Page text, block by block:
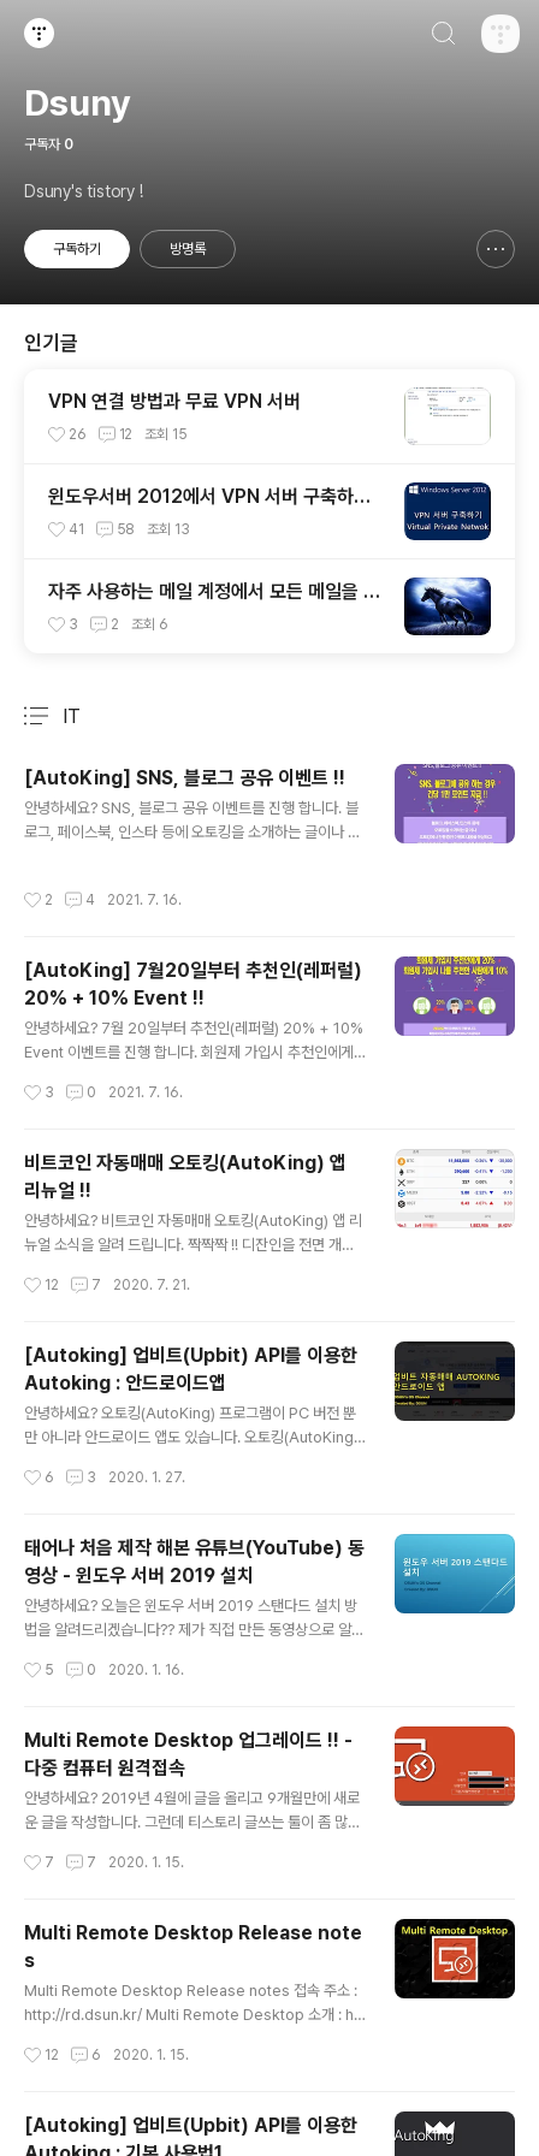
Dsuny
구독자 0
Dsuny's tistory !
구독하기 방명록
인기글
VPN 연결 방법과 무료 VPN 서버
26 12 조회 15
윈도우서버 2012에서 VPN 서버 구축하기
~!! 41 58 조회 13
자주 사용하는 메일 계정에서 모든 메일을 확
인 하자~!!
3 2 조회 6
IT
[AutoKing] SNS, 블로그 공유 이벤트 !!
안녕하세요? SNS, 블로그 공유 이벤트를 진행 합니다. 블
로그, 페이스북, 인스타 등에 오토킹을 소개하는 글이나 오
트를 지급해 드립니다. ※ 공유한 내용이 너무 단순하거나
r AutoKing 안드로이드 앱 : https://play.google.co
m/store/apps/details?id=com.autoking.autoking
네이버 카페 : http://cafe.naver.com/autokings
2 4 2021. 7. 16.
[AutoKing] 7월20일부터 추천인(레퍼럴)
20% + 10% Event !!
안녕하세요? 7월 20일부터 추천인(레퍼럴) 20% + 10%
Event 이벤트를 진행 합니다. 회원제 가입시 추천인에게
로 지급 합니다. 예시1) 정회원 90일 결제를 하면 추천인에
9일 지급 예시2) 나를 추천한 5명이 정회원 30일을 결재
하면 본인에게는 6일 X 5명 = 30일 지급 이벤트로 지급
받는 사람은 정회원 이상, 최근 60일 이내 수익 이력이 있
는 회원만 적용 됩니다. 20%+10% 이벤트로 지급 받은
상품은 회원제 가입 한 당사자가 탈퇴하는 경우 회수가 됩
않습니다. 추천인(레퍼럴) 가입 링크 URL은 www.auto
3 0 2021. 7. 16.
비트코인 자동매매 오토킹(AutoKing) 앱
리뉴얼 !!
안녕하세요? 비트코인 자동매매 오토킹(AutoKing) 앱 리
뉴얼 소식을 알려 드립니다. 짝짝짝 !! 디잔인을 전면 개편
로 유튭 동영상도 제작하였습니다. 구글 플레이 앱 다운로
개 및 사용법 유튜브 동영상 오토킹(AutoKing) 안드로이
드 앱 - 01 설치, 가입 오토킹(AutoKing) 안드로이드 앱 -
02 API 발급, 등록 오토킹(AutoKing) 안드로이드 앱 - 0
3 환불주소등록 오토킹(AutoKing) 안드로이드 앱 - 04
12 7 2020. 7. 21.
[Autoking] 업비트(Upbit) API를 이용한
Autoking : 안드로이드앱
안녕하세요? 오토킹(AutoKing) 프로그램이 PC 버전 뿐
만 아니라 안드로이드 앱도 있습니다. 오토킹(AutoKing)
개발을 공부해 가면서 만들었는데 중간에 많은 변화가 있
를 하고 있지 않았습니다. 현재 구글 플레이 및 원스토어에
정식으로 올라가 있습니다(2019년 11월 15일). 오토킹(A
utoKing) 안드로이드 앱은 서버용 스켈핑 자동매매를 관
리 할 수 있습니다. 전체 메뉴는 PC버전과 거의 동일하게
사용가능 합니다. - 수익 & 랭킹 - 자산 변동 - 스켈핑(서
사용방법은 아래 유튜브 동영상으로 확인을 하시면 됩..
6 3 2020. 1. 27.
태어나 처음 제작 해본 유튜브(YouTube) 동
영상 - 윈도우 서버 2019 설치
안녕하세요? 오늘은 윈도우 서버 2019 스탠다드 설치 방
법을 알려드리겠습니다?? 제가 직접 만든 동영상으로 알려
유튜브(YouTube) 채널을 만든지는 정말 오래 되었습니
(YouTube) 업로드 실행 하기 많은 분들이 유튜브(YouTu
be)를 시청하고 있습니다. 저 또한 유튜브(YouTube)를
많이 보고 있습니다. 유튜브(YouTube) 수익인증하는 동
영상도 많이 봤습니다. 나도 저렇게 수익을 낼 수 있을까?
상을 올린다고 조회수가 무조건 올라가지는 않을껀데? 이
5 0 2020. 1. 16.
Multi Remote Desktop 업그레이드 !! -
다중 컴퓨터 원격접속
안녕하세요? 2019년 4월에 글을 올리고 9개월만에 새로
운 글을 작성합니다. 그런데 티스토리 글쓰는 툴이 좀 많이
적어 보겠습니다. 오늘은 제가 개발한 Multi Remote De
서 확인 가능합니다(링크를 추가하니 자동으로 페이지 정
보를 표시해 주네요). https://www.dsun.kr/79 원격 데
스크톱 연결 멀티로 해보자 !! (Multi Remote Desktop)
- 다중 컴퓨터 원격접속 안녕하세요? 오늘은 원격 데스크
Desktop 프로그램을 소..
7 7 2020. 1. 15.
Multi Remote Desktop Release note
s
Multi Remote Desktop Release notes 접속 주소 :
http://rd.dsun.kr/ Multi Remote Desktop 소개 : htt
(ver 1.0.0.0) - Atomus Framework로 리뉴얼 - 서버
이전 버전 - ▶ 2017년 09월 05일 업데이트 (ver 1.0.0.
12 6 2020. 1. 15.
[Autoking] 업비트(Upbit) API를 이용한